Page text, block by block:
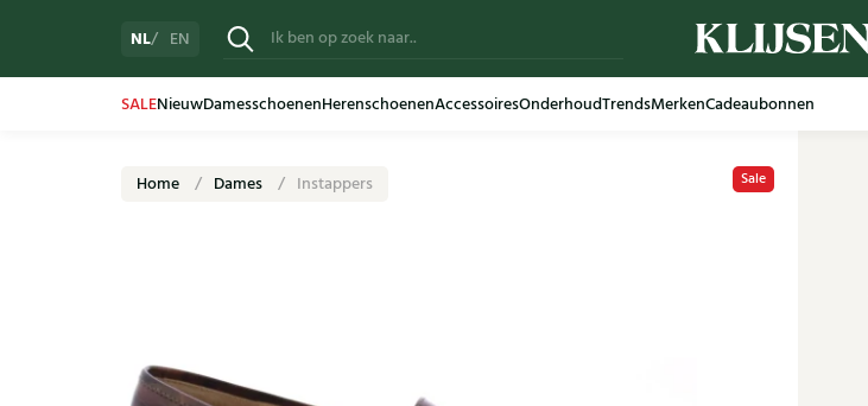
NL EN
SALENieuwDamesschoenenHerenschoenenAccessoiresOnderhoudTrendsMerkenCadeaubonnen
Home Dames Instappers Sale